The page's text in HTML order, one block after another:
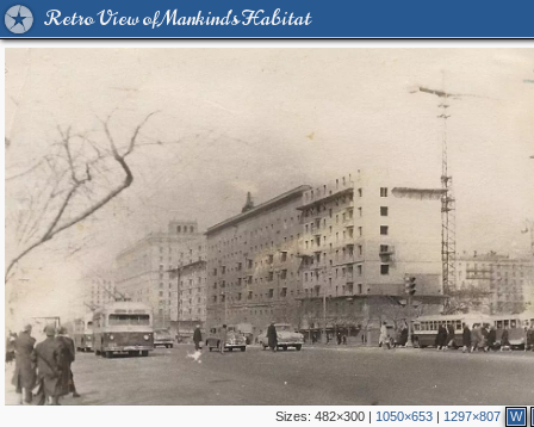
Retro View of Mankind's Habitat
Sizes: 482×300| 1050×653| 1297×807 W